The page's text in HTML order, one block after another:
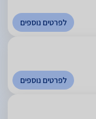
לפרטים נוספים
לפרטים נוספים